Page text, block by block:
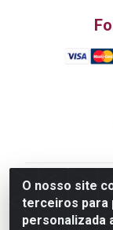
O nosso site
terceiros para
personalizada
Edn
LTDA - R.
Res. Luiza